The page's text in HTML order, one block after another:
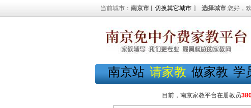
当前城市： 南京市 [ 切换其它城市 ] 选择城市 您好，
南京站 请家教 做家教 学
目前，南京家教平台在册教员